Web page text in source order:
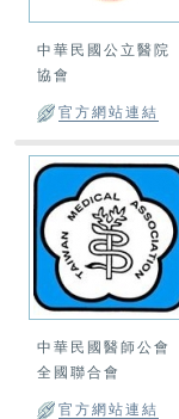
中華民國公立醫院
協會
官方網站連結
中華民國醫師公會
全國聯合會
官方網站連結